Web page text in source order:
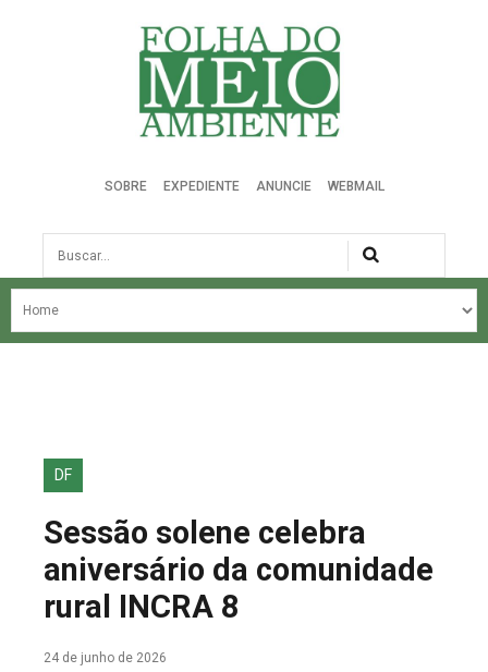
Folha do Meio Ambiente
SOBRE EXPEDIENTE ANUNCIE WEBMAIL
Busca
NOSSA HISTÓRIA
EDIÇÕES ANTERIORES
FALE CONOSCO
DF
Sessão solene celebra
aniversário da comunidade
rural INCRA 8
24 de junho de 2026